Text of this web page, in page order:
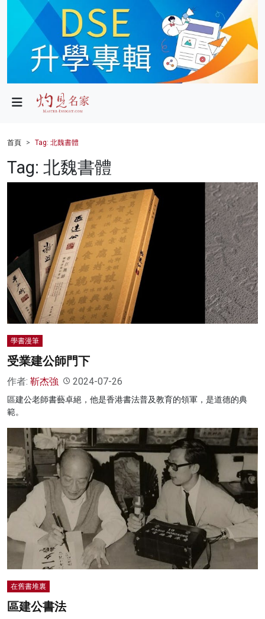
政局
財經
健康
科技
影片
名家榜
灼見活動
首頁 Tag: 北魏書體
Tag: 北魏書體
學書漫筆
受業建公師門下
作者: 靳杰強 2024-07-26
區建公老師書藝卓絕，他是香港書法普及教育的領軍，是道德的典
範。
在舊書堆裏
區建公書法